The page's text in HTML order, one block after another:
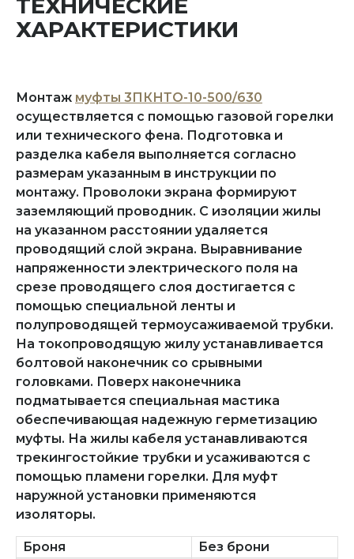
ТЕХНИЧЕСКИЕ
ХАРАКТЕРИСТИКИ
Монтаж муфты 3ПКНТО-10-500/630
осуществляется с помощью газовой горелки
или технического фена. Подготовка и
разделка кабеля выполняется согласно
размерам указанным в инструкции по
монтажу. Проволоки экрана формируют
заземляющий проводник. С изоляции жилы
на указанном расстоянии удаляется
проводящий слой экрана. Выравнивание
напряженности электрического поля на
срезе проводящего слоя достигается с
помощью специальной ленты и
полупроводящей термоусаживаемой трубки.
На токопроводящую жилу устанавливается
болтовой наконечник со срывными
головками. Поверх наконечника
подматывается специальная мастика
обеспечивающая надежную герметизацию
муфты. На жилы кабеля устанавливаются
трекингостойкие трубки и усаживаются с
помощью пламени горелки. Для муфт
наружной установки применяются
изоляторы.
Броня
Без брони